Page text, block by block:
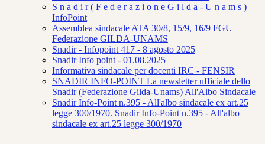
S n a d i r ( F e d e r a z i o n e G i l d a - U n a m s )
InfoPoint
Assemblea sindacale ATA 30/8, 15/9, 16/9 FGU
Federazione GILDA-UNAMS
Snadir - Infopoint 417 - 8 agosto 2025
Snadir Info point - 01.08.2025
Informativa sindacale per docenti IRC - FENSIR
SNADIR INFO-POINT La newsletter ufficiale dello
Snadir (Federazione Gilda-Unams) All'Albo Sindacale
Snadir Info-Point n.395 - All'albo sindacale ex art.25
legge 300/1970. Snadir Info-Point n.395 - All'albo
sindacale ex art.25 legge 300/1970